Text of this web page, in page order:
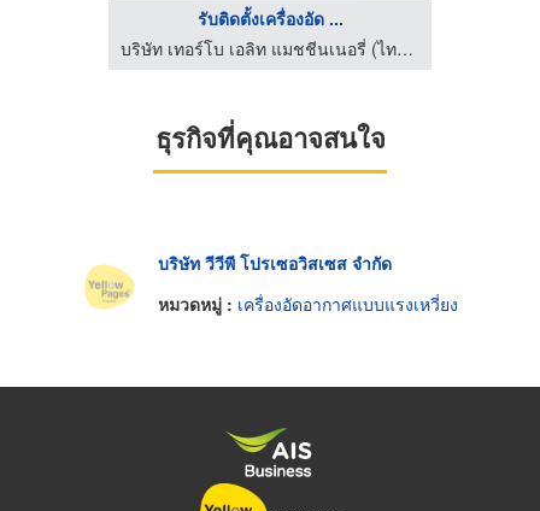
รับติดตั้งเครื่องอัด ...
บริษัท เทอร์โบ เอลิท แมชชีนเนอรี่ (ไทยแลนด์) จำกัด
ธุรกิจที่คุณอาจสนใจ
บริษัท วีวีพี โปรเซอวิสเซส จำกัด
หมวดหมู่ : เครื่องอัดอากาศแบบแรงเหวี่ยง